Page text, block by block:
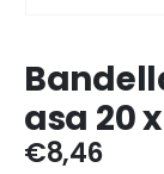
asa 20
€8,46